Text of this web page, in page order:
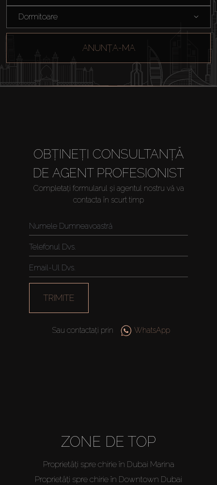
Dormitoare
ANUNȚA-MA
OBȚINEȚI CONSULTANȚĂ
DE AGENT PROFESIONIST
Completați formularul și agentul nostru vă va
contacta în scurt timp
TRIMITE
Sau contactați prin WhatsApp
ZONE DE TOP
Proprietăți spre chirie în Dubai Marina
Proprietăți spre chirie în Downtown Dubai